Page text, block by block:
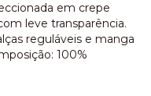
em crepe
leve transparência.
reguláveis e manga
100%